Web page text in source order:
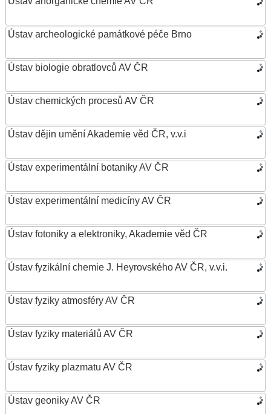
Ústav archeologické památkové péče Brno
Ústav biologie obratlovců AV ČR
Ústav chemických procesů AV ČR
Ústav dějin umění Akademie věd ČR, v.v.i
Ústav experimentální botaniky AV ČR
Ústav experimentální medicíny AV ČR
Ústav fotoniky a elektroniky, Akademie věd ČR
Ústav fyzikální chemie J. Heyrovského AV ČR, v.v.i.
Ústav fyziky atmosféry AV ČR
Ústav fyziky materiálů AV ČR
Ústav fyziky plazmatu AV ČR
Ústav geoniky AV ČR